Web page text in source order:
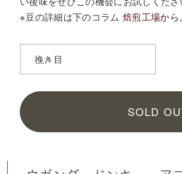
※豆の詳細は下のコラム 焙煎工場から。
SOLD